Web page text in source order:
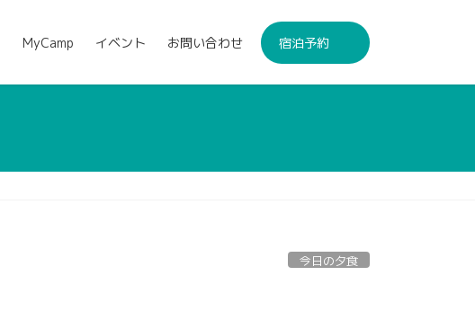
MyCamp イベント お問い合わせ 宿泊予約
今日の夕食